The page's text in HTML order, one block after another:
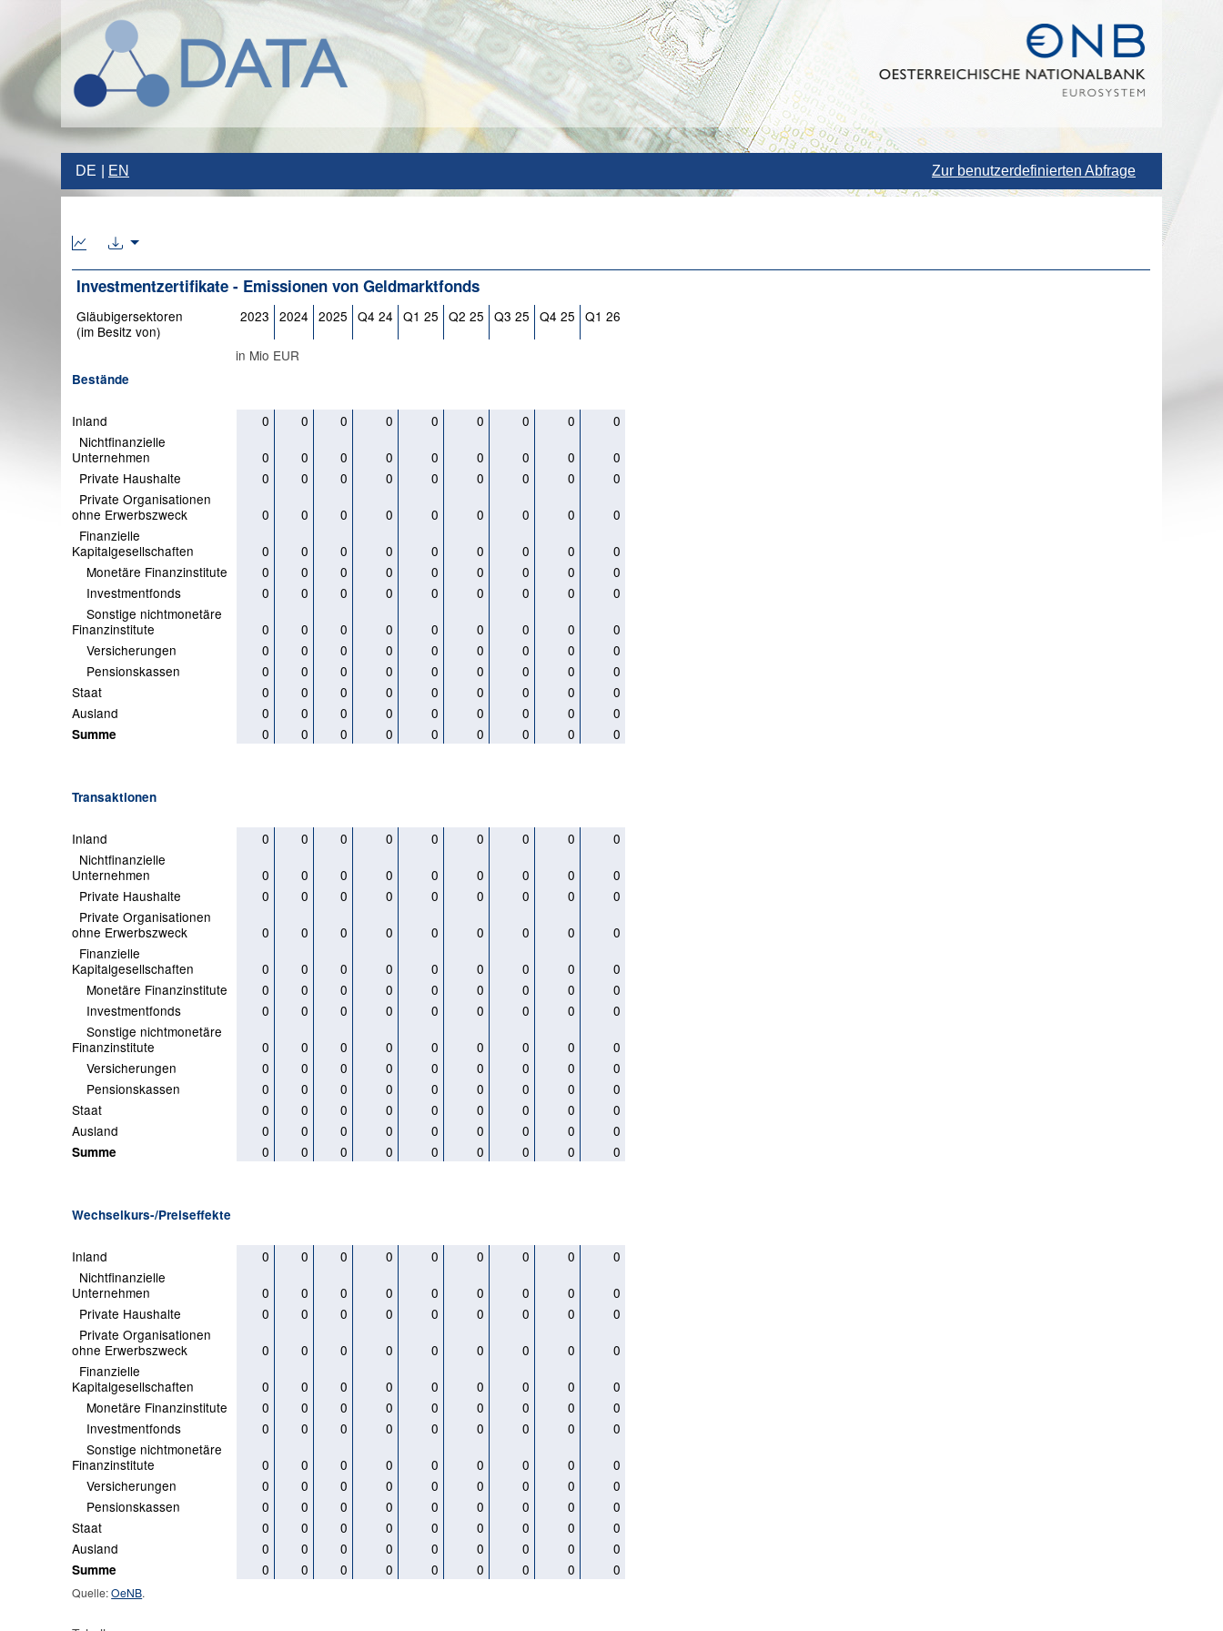
DE EN Zur benutzerdefinierten Abfrage
Investmentzertifikate - Emissionen von Geldmarktfonds
Gläubigersektoren
(im Besitz von)
2023 2024 2025 Q4 24 Q1 25 Q2 25 Q3 25 Q4 25 Q1 26
in Mio EUR
Bestände
Inland 0 0 0 0 0 0 0 0
0
Nichtfinanzielle
Unternehmen
0 0 0 0 0 0 0 0
0
Private Haushalte
0 0 0 0 0 0 0 0
0
Private Organisationen
ohne Erwerbszweck
0 0 0 0 0 0 0 0
0
Finanzielle
Kapitalgesellschaften
0 0 0 0 0 0 0 0
0
Monetäre Finanzinstitute
0 0 0 0 0 0 0 0
0
Investmentfonds
0 0 0 0 0 0 0 0
0
Sonstige nichtmonetäre
Finanzinstitute
0 0 0 0 0 0 0 0
0
Versicherungen
0 0 0 0 0 0 0 0
0
Pensionskassen
0 0 0 0 0 0 0 0
0
Staat
0 0 0 0 0 0 0 0
0
Ausland
0 0 0 0 0 0 0 0 0
Summe 0 0 0 0 0 0 0 0 0
Transaktionen
Inland 0 0 0 0 0 0 0 0
0
Nichtfinanzielle
Unternehmen
0 0 0 0 0 0 0 0
0
Private Haushalte
0 0 0 0 0 0 0 0
0
Private Organisationen
ohne Erwerbszweck
0 0 0 0 0 0 0 0
0
Finanzielle
Kapitalgesellschaften
0 0 0 0 0 0 0 0
0
Monetäre Finanzinstitute
0 0 0 0 0 0 0 0
0
Investmentfonds
0 0 0 0 0 0 0 0
0
Sonstige nichtmonetäre
Finanzinstitute
0 0 0 0 0 0 0 0
0
Versicherungen
0 0 0 0 0 0 0 0
0
Pensionskassen
0 0 0 0 0 0 0 0
0
Staat
0 0 0 0 0 0 0 0
0
Ausland
0 0 0 0 0 0 0 0 0
Summe 0 0 0 0 0 0 0 0 0
Wechselkurs-/Preiseffekte
Inland 0 0 0 0 0 0 0 0
0
Nichtfinanzielle
Unternehmen
0 0 0 0 0 0 0 0
0
Private Haushalte
0 0 0 0 0 0 0 0
0
Private Organisationen
ohne Erwerbszweck
0 0 0 0 0 0 0 0
0
Finanzielle
Kapitalgesellschaften
0 0 0 0 0 0 0 0
0
Monetäre Finanzinstitute
0 0 0 0 0 0 0 0
0
Investmentfonds
0 0 0 0 0 0 0 0
0
Sonstige nichtmonetäre
Finanzinstitute
0 0 0 0 0 0 0 0
0
Versicherungen
0 0 0 0 0 0 0 0
0
Pensionskassen
0 0 0 0 0 0 0 0
0
Staat
0 0 0 0 0 0 0 0
0
Ausland
0 0 0 0 0 0 0 0 0
Summe 0 0 0 0 0 0 0 0 0
Quelle:OeNB.